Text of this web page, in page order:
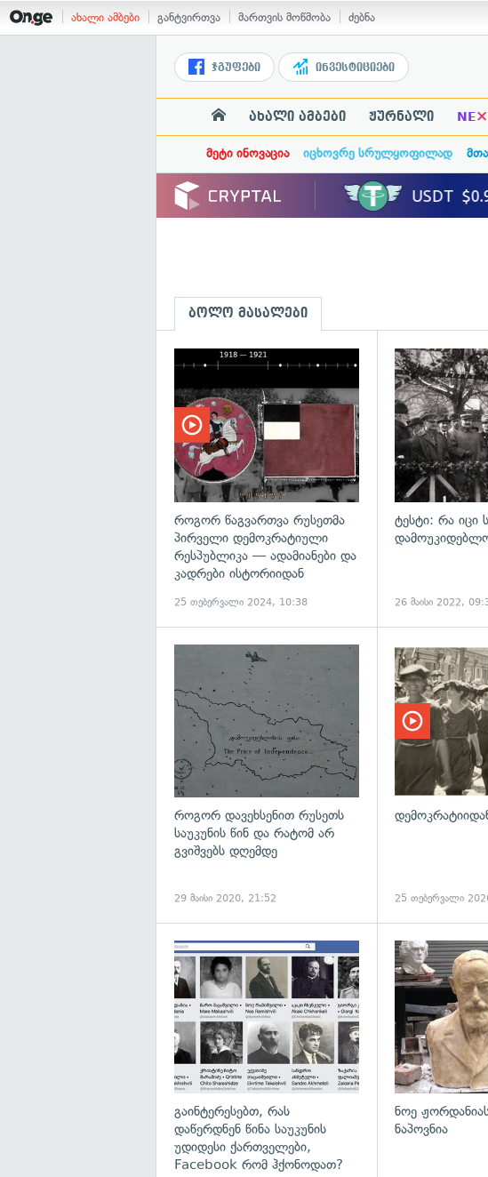
ახალი ამბები განტვირთვა მართვის მოწმობა ძებნა
ჯგუფები ინვესტიციები
ახალი ამბები ჟურნალი NE×
მეტი ინოვაცია იცხოვრე სრულყოფილად
ბოლო მასალები
როგორ წაგვართვა რუსეთმა
პირველი დემოკრატიული
რესპუბლიკა — ადამიანები და
კადრები ისტორიიდან
25 თებერვალი 2024, 10:38
ტესტი: რა იცი
26 მაისი 2022,
როგორ დავეხსენით რუსეთს
საუკუნის წინ და რატომ არ
გვიშვებს დღემდე
29 მაისი 2020, 21:52 25 თებერვალი
გადახედვა
გაინტერესებთ, რას
დაწერდნენ წინა საუკუნის
უდიდესი ქართველები,
Facebook რომ ჰქონოდათ?
ნოე
ნაპოვნია